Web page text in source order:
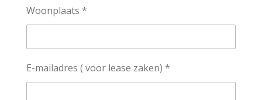
Woonplaats *
E-mailadres ( voor lease zaken) *